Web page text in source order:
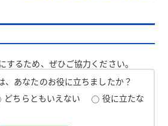
するため、ぜひご協力ください。
、あなたのお役に立ちましたか？
どちらともいえない
役に立たな